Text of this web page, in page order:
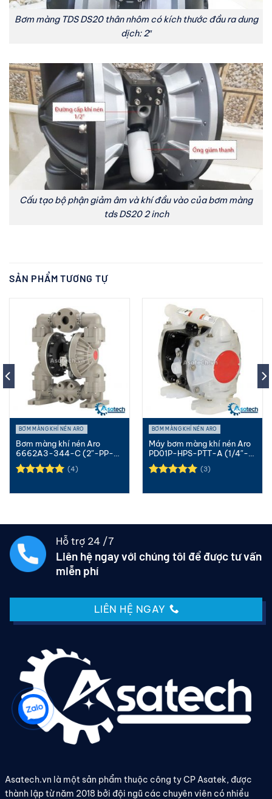
Bơm màng TDS DS20 thân nhôm có kích thước đầu ra dung
dịch: 2″
Cấu tạo bộ phận giảm âm và khí đầu vào của bơm màng
tds DS20 2 inch
SẢN PHẨM TƯƠNG TỰ
BƠM MÀNG KHÍ NÉN ARO
Bơm màng khí nén Aro
6662A3-344-C (2″-PP-
PTFE)
hạng5.00
(4)
BƠM MÀNG KHÍ NÉN ARO
Máy bơm màng khí nén Aro
PD01P-HPS-PTT-A (1/4″-
PP-PTFE)
hạng5.00
(3)
Hỗ trợ 24 /7
Liên hệ ngay với chúng tôi để được tư vấn
miễn phí
LIÊN HỆ NGAY
Asatech.vn là một sản phẩm thuộc công ty CP Asatek, được
thành lập từ năm 2018 bởi đội ngũ các chuyên viên có nhiều